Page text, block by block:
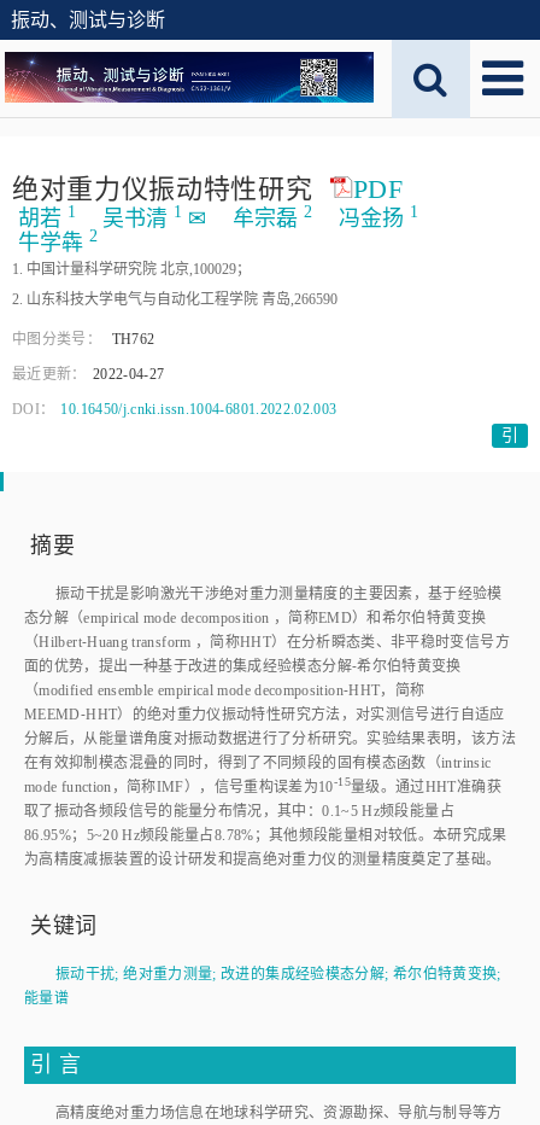
振动、测试与诊断
绝对重力仪振动特性研究 PDF
胡若 1 吴书清 1 ✉ 牟宗磊 2 冯金扬 1
牛学犇 2
1. 中国计量科学研究院 北京,100029；
2. 山东科技大学电气与自动化工程学院 青岛,266590
中图分类号： TH762
最近更新： 2022-04-27
DOI： 10.16450/j.cnki.issn.1004-6801.2022.02.003
引
摘要
振动干扰是影响激光干涉绝对重力测量精度的主要因素，基于经验模
态分解（empirical mode decomposition ，简称EMD）和希尔伯特黄变换
（Hilbert⁃Huang transform ，简称HHT）在分析瞬态类、非平稳时变信号方
面的优势，提出一种基于改进的集成经验模态分解⁃希尔伯特黄变换
（modified ensemble empirical mode decomposition⁃HHT，简称
MEEMD⁃HHT）的绝对重力仪振动特性研究方法，对实测信号进行自适应
分解后，从能量谱角度对振动数据进行了分析研究。实验结果表明，该方法
在有效抑制模态混叠的同时，得到了不同频段的固有模态函数（intrinsic
mode function，简称IMF），信号重构误差为10-15量级。通过HHT准确获
取了振动各频段信号的能量分布情况，其中：0.1~5 Hz频段能量占
86.95%；5~20 Hz频段能量占8.78%；其他频段能量相对较低。本研究成果
为高精度减振装置的设计研发和提高绝对重力仪的测量精度奠定了基础。
关键词
振动干扰;绝对重力测量;改进的集成经验模态分解; 希尔伯特黄变换;
能量谱
引 言
高精度绝对重力场信息在地球科学研究、资源勘探、导航与制导等方